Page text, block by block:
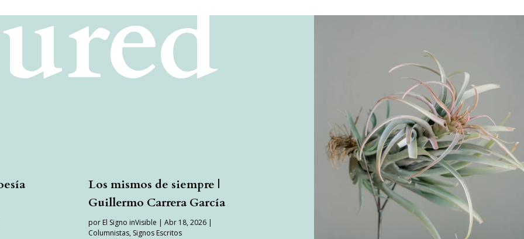
Los mismos de siempre |
Guillermo Carrera García
por El Signo inVisible |Abr 18, 2026 |
Columnistas, Signos Escritos